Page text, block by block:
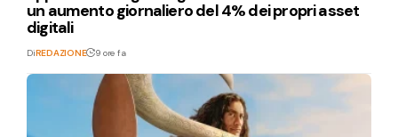
un aumento giornaliero del 4% dei propri asset
digitali
DiREDAZIONE 9 ore fa